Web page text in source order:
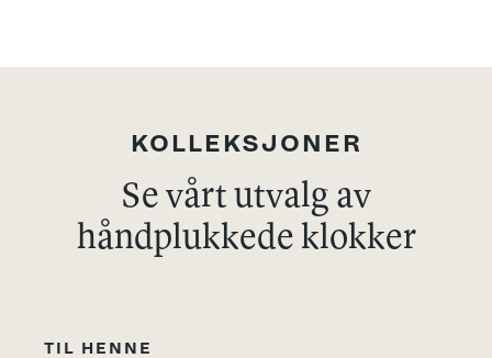
KOLLEKSJONER
Se vårt utvalg av
håndplukkede klokker
TIL HENNE